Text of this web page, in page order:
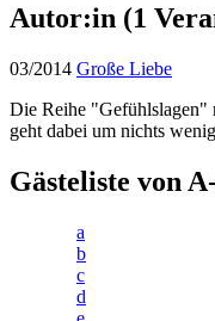
Autor:in (1
03/2014 Große Liebe
Die Reihe "Gefühlslagen"
geht dabei um nichts
Gästeliste von
a
b
c
d